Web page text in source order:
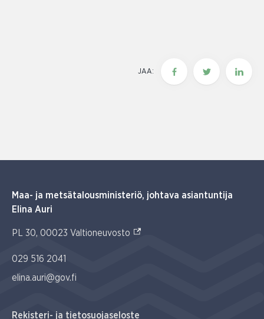
JAA:
Maa- ja metsätalousministeriö, johtava asiantuntija
Elina Auri
PL 30, 00023 Valtioneuvosto (Ulkoinen linkki)
029 516 2041
elina.auri@gov.fi
Rekisteri- ja tietosuojaseloste